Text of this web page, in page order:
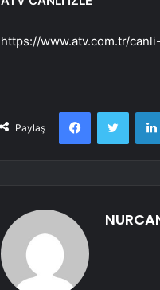
https://www.atv.com.tr/
Paylaş
Facebook